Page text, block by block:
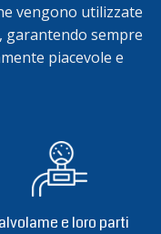
vengono utilizzate
garantendo sempre
piacevole e
e loro parti